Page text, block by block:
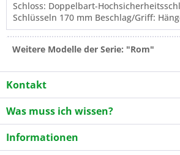
Schloss: Doppelbart-
Schlüsseln 170 mm Beschlag/Griff:
Weitere Modelle der Serie: "Rom"
Kontakt
Was muss ich wissen?
Informationen